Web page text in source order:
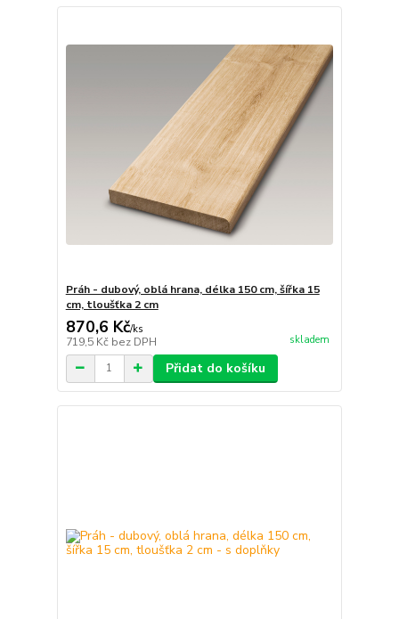
Práh - dubový, oblá hrana, délka 150 cm, šířka 15
cm, tloušťka 2 cm
870,6 Kč/ks
719,5 Kč bez DPH skladem
Přidat do košíku